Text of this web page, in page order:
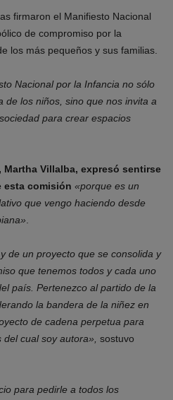
firmaron el Manifiesto Nacional
de compromiso por la
los más pequeños y sus familias.
Nacional por la Infancia no sólo
de los niños, sino que nos invita a
para crear espacios
Villalba, expresó sentirse
esta comisión «porque es un
que vengo haciendo desde
.
de un proyecto que se consolida y
que tenemos todos y cada uno
país. Pertenezco al partido de la
la bandera de la niñez en
de cadena perpetua para
del cual soy autora», sostuvo
para pedirle a todos los